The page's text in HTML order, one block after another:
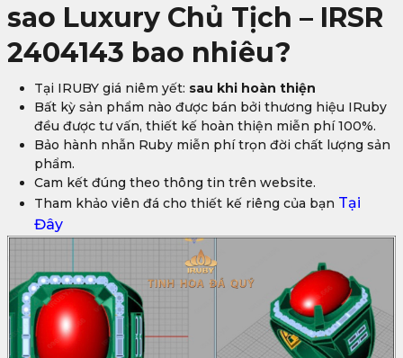
sao Luxury Chủ Tịch – IRSR
2404143 bao nhiêu?
Tại IRUBY giá niêm yết: sau khi hoàn thiện
Bất kỳ sản phẩm nào được bán bởi thương hiệu IRuby
đều được tư vấn, thiết kế hoàn thiện miễn phí 100%.
Bảo hành nhẫn Ruby miễn phí trọn đời chất lượng sản
phẩm.
Cam kết đúng theo thông tin trên website.
Tham khảo viên đá cho thiết kế riêng của bạn Tại
Đây